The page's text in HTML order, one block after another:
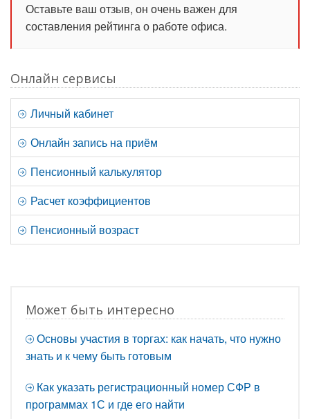
Оставьте ваш отзыв, он очень важен для
составления рейтинга о работе офиса.
Онлайн сервисы
Личный кабинет
Онлайн запись на приём
Пенсионный калькулятор
Расчет коэффициентов
Пенсионный возраст
Может быть интересно
Основы участия в торгах: как начать, что нужно
знать и к чему быть готовым
Как указать регистрационный номер СФР в
программах 1С и где его найти